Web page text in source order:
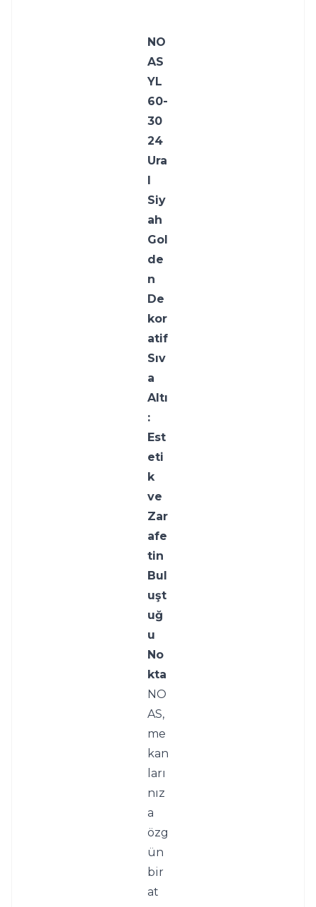
NO
AS
YL
60-
30
24
Ura
l
Siy
ah
Gol
de
n
De
kor
atif
Sıv
a
Altı
:
Est
eti
k
ve
Zar
afe
tin
Bul
uşt
uğ
u
No
kta
NO
AS,
me
kan
ları
nız
a
özg
ün
bir
at